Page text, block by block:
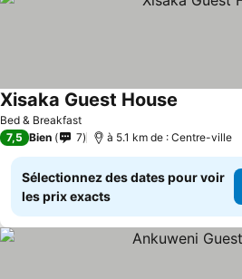
Bed & Breakfast
Xisaka Guest House
7,5 Bien 7 à 5.1 km de : Centre-ville
Sélectionnez des dates pour voir
les prix exacts